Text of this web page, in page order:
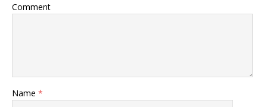
Comment
Name *